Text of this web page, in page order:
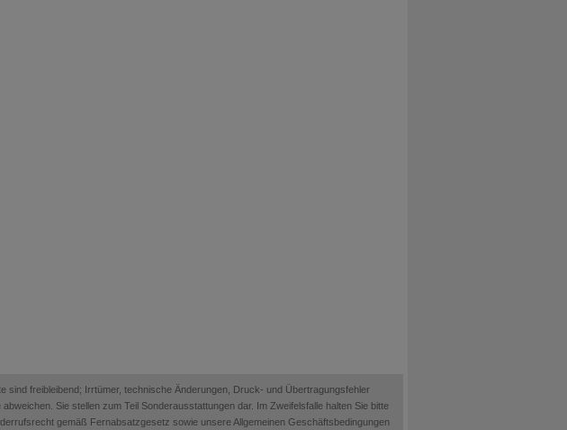
sind freibleibend; Irrtümer, technische Änderungen, Druck- und Übertragungsfehler
Sie stellen zum Teil Sonderausstattungen dar. Im Zweifelsfalle halten Sie bitte
gemäß Fernabsatzgesetz sowie unsere Allgemeinen Geschäftsbedingungen